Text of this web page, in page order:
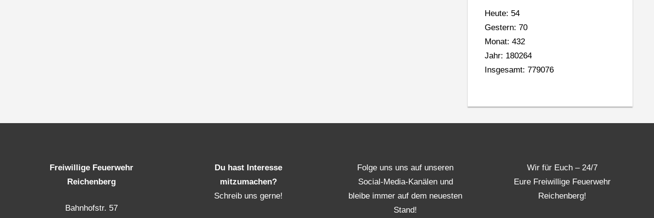
Heute: 54
Gestern: 70
Monat: 432
Jahr: 180264
Insgesamt: 779076
Freiwillige Feuerwehr
Reichenberg
Bahnhofstr. 57
Du hast Interesse
mitzumachen?
Schreib uns gerne!
Folge uns uns auf unseren
Social-Media-Kanälen und
bleibe immer auf dem neuesten
Stand!
Wir für Euch – 24/7
Eure Freiwillige Feuerwehr
Reichenberg!